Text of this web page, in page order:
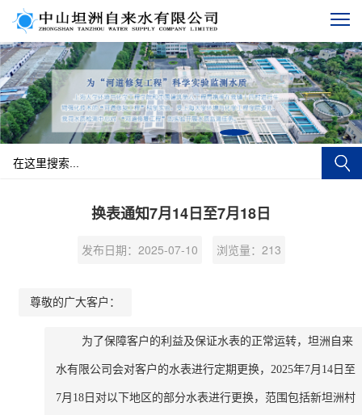
换表通知7月14日至7月18日
发布日期：2025-07-10 浏览量： 213
尊敬的广大客户：
为了保障客户的利益及保证水表的正常运转，坦洲自来
水有限公司会对客户的水表进行定期更换，2025年7月14日至
7月18日对以下地区的部分水表进行更换，范围包括新坦洲村